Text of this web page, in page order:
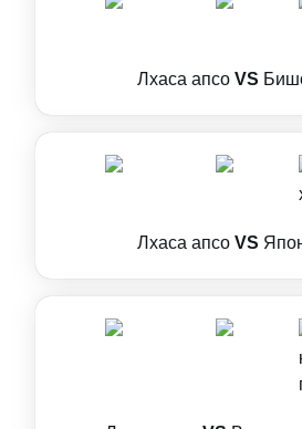
Лхаса апсо VS
Лхаса апсо VS